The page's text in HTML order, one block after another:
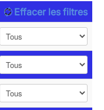
Effacer les filtres